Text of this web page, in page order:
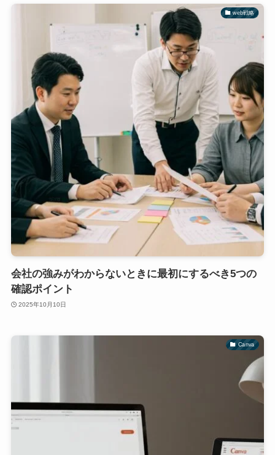
web戦略
会社の強みがわからないときに最初にするべき5つの
確認ポイント
2025年10月10日
Canva